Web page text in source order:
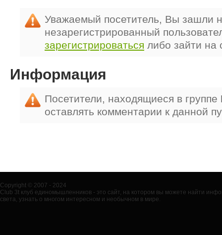
Уважаемый посетитель, Вы зашли
незарегистрированный
зарегистрироваться либо зайти на
Информация
Посетители, находящиеся в группе
оставлять комментарии к данной
Copyright © 2007 - 2024
Club 3t клуб единомышленников - это сайт, на котором вы можете найти
света, узнать о многом интересном и необычном в мире.